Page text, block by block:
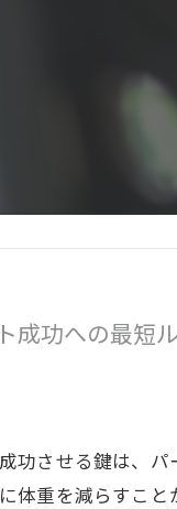
成功への最短
功させる鍵は、
体重を減らすこ